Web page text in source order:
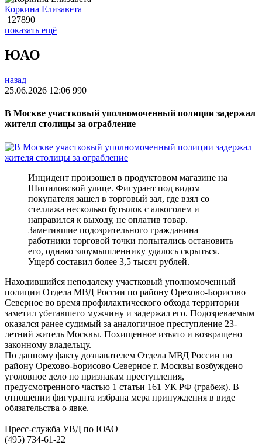
Коркина Елизавета
127890
показать ещё
ЮАО
назад
25.06.2026 12:06 990
В Москве участковый уполномоченный полиции задержал
жителя столицы за ограбление
Инцидент произошел в продуктовом магазине на
Шипиловской улице. Фигурант под видом
покупателя зашел в торговый зал, где взял со
стеллажа несколько бутылок с алкоголем и
направился к выходу, не оплатив товар.
Заметившие подозрительного гражданина
работники торговой точки попытались остановить
его, однако злоумышленнику удалось скрыться.
Ущерб составил более 3,5 тысяч рублей.
Находившийся неподалеку участковый уполномоченный
полиции Отдела МВД России по району Орехово-Борисово
Северное во время профилактического обхода территории
заметил убегавшего мужчину и задержал его. Подозреваемым
оказался ранее судимый за аналогичное преступление 23-
летний житель Москвы. Похищенное изъято и возвращено
законному владельцу.
По данному факту дознавателем Отдела МВД России по
району Орехово-Борисово Северное г. Москвы возбуждено
уголовное дело по признакам преступления,
предусмотренного частью 1 статьи 161 УК РФ (грабеж). В
отношении фигуранта избрана мера принуждения в виде
обязательства о явке.
Пресс-служба УВД по ЮАО
(495) 734-61-22